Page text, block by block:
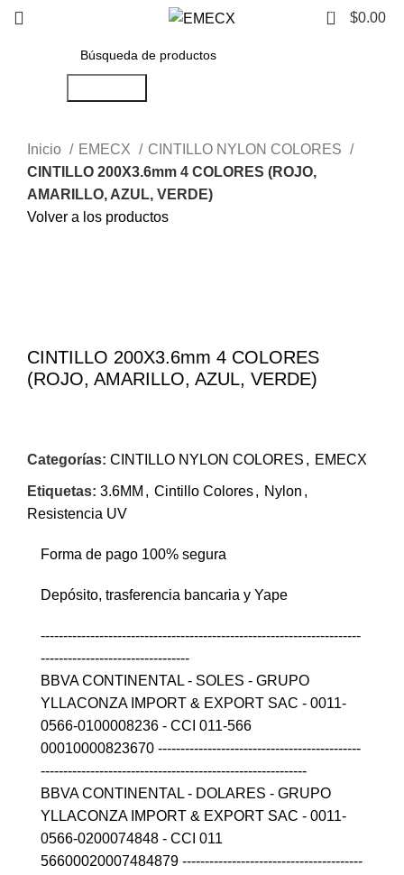
0 $0.00
Inicio EMECX
CINTILLO NYLON COLORES
CINTILLO 200X3.6mm 4 COLORES (ROJO,
AMARILLO, AZUL, VERDE)
Volver a los productos
CINTILLO 200X3.6mm 4 COLORES
(ROJO, AMARILLO, AZUL, VERDE)
Categorías: CINTILLO NYLON COLORES , EMECX
Etiquetas: 3.6MM , Cintillo Colores, Nylon ,
Resistencia UV
Forma de pago 100% segura
Depósito, trasferencia bancaria y Yape
-----------------------------------------------------------------------
---------------------------------
BBVA CONTINENTAL - SOLES - GRUPO
YLLACONZA IMPORT & EXPORT SAC - 0011-
0566-0100008236 - CCI 011-566
00010000823670 ---------------------------------------------
-----------------------------------------------------------
BBVA CONTINENTAL - DOLARES - GRUPO
YLLACONZA IMPORT & EXPORT SAC - 0011-
0566-0200074848 - CCI 011
56600020007484879 ----------------------------------------